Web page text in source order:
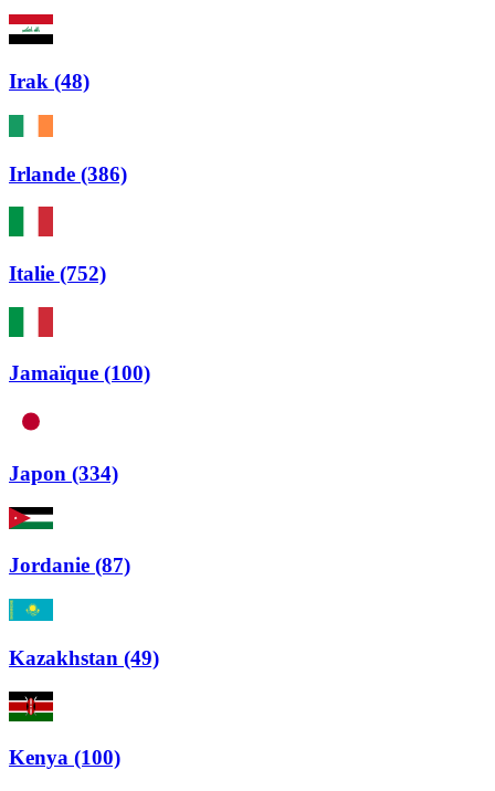
Irak (48)
Irlande (386)
Italie (752)
Jamaïque (100)
Japon (334)
Jordanie (87)
Kazakhstan (49)
Kenya (100)